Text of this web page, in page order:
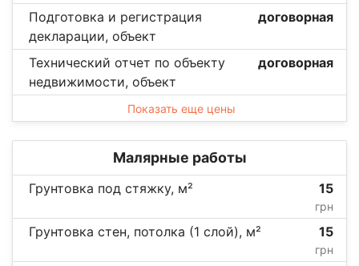
Подготовка и регистрация
декларации, объект
договорная
Технический отчет по объекту
недвижимости, объект
договорная
Показать еще цены
Малярные работы
Грунтовка под стяжку, м² 15
грн
Грунтовка стен, потолка (1 слой), м² 15
грн